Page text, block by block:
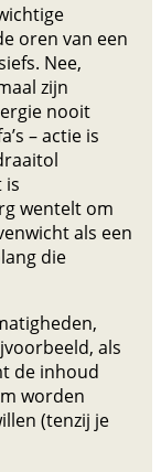
oren van een
Nee,
zijn
nooit
– actie is
is
wentelt om
als een
die
als
de inhoud
worden
(tenzij je